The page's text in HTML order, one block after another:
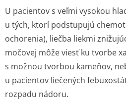
U pacientov s veľmi vysokou
u tých, ktorí podstupujú
ochorenia), liečba liekmi
močovej môže viesť ku tvorbe
s možnou tvorbou kameňov,
u pacientov liečených
rozpadu nádoru.